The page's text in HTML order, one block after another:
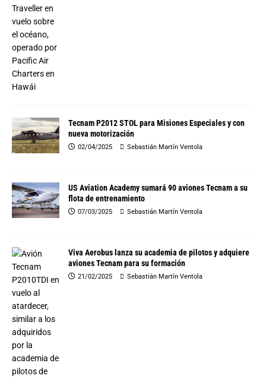
Tecnam P2012 STOL para Misiones Especiales y con
nueva motorización
02/04/2025 Sebastián Martín Ventola
US Aviation Academy sumará 90 aviones Tecnam a su
flota de entrenamiento
07/03/2025 Sebastián Martín Ventola
Viva Aerobus lanza su academia de pilotos y adquiere
aviones Tecnam para su formación
21/02/2025 Sebastián Martín Ventola